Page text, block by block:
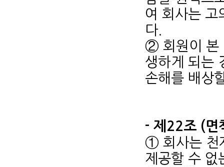
여 회사는 고
다.
② 회원이 본
생하게 되는
손해를 배상
- 제22조 (면
① 회사는 천
제공할 수 없